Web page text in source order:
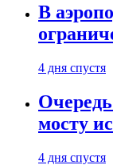
В
4 дня спустя
мосту
4 дня спустя